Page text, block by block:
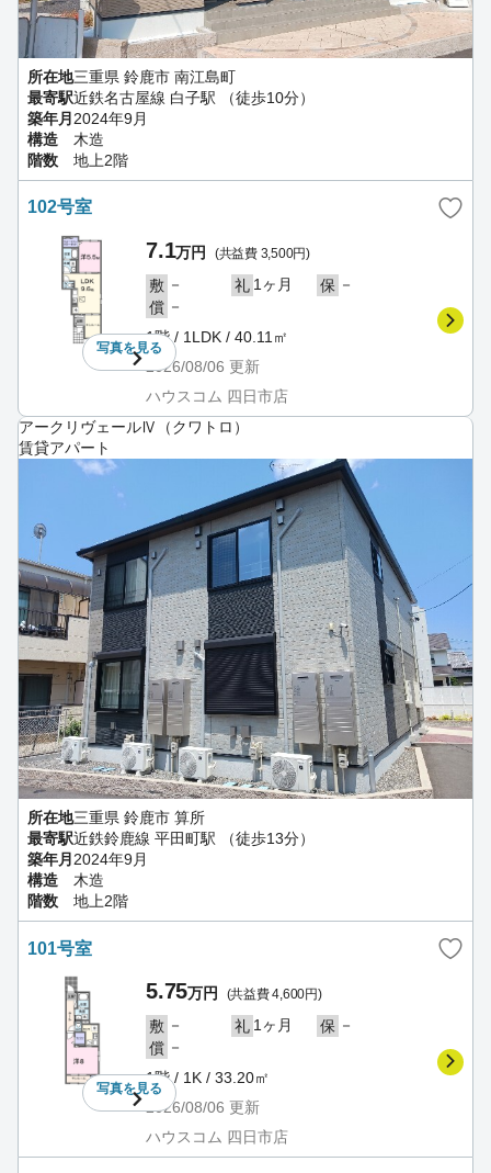
所在地三重県 鈴鹿市 南江島町
最寄駅近鉄名古屋線 白子駅 （徒歩10分）
築年月2024年9月
構造
木造
階数
地上2階
102号室
写真を見る
7.1万円 (共益費 3,500円)
敷 － 礼 1ヶ月 保 －
償 －
1階 / 1LDK / 40.11㎡
2026/08/06 更新
ハウスコム 四日市店
アークリヴェールⅣ（クワトロ）
賃貸アパート
所在地三重県 鈴鹿市 算所
最寄駅近鉄鈴鹿線 平田町駅 （徒歩13分）
築年月 2024年9月
構造
木造
階数
地上2階
101号室
写真を見る
5.75万円 (共益費 4,600円)
敷 － 礼 1ヶ月 保 －
償 －
1階 / 1K / 33.20㎡
2026/08/06 更新
ハウスコム 四日市店